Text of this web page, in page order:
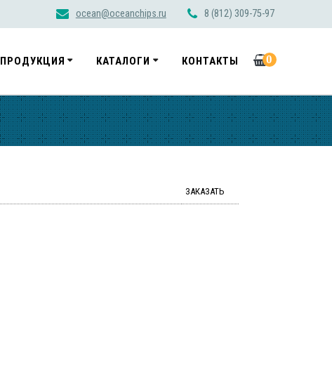
ocean@oceanchips.ru 8 (812) 309-75-97
ПРОДУКЦИЯ КАТАЛОГИ КОНТАКТЫ 0
ЗАКАЗАТЬ